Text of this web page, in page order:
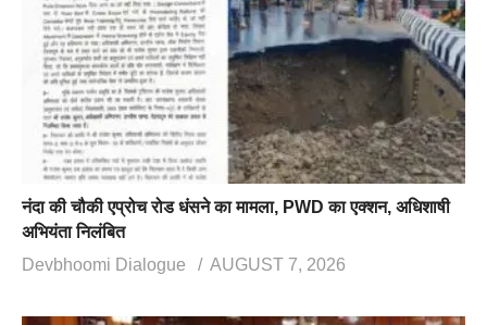
नंदा की चौकी एप्रोच रोड धंसने का मामला, PWD का एक्शन, अधिशाषी
अभियंता निलंबित
Devbhoomi Dialogue
AUGUST 7, 2026